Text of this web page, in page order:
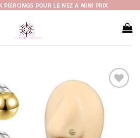
PIERCINGS POUR LE NEZ A MINI PRIX
à la liste
d’envies